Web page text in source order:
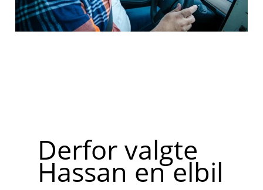
Derfor valgte
Hassan en elbil